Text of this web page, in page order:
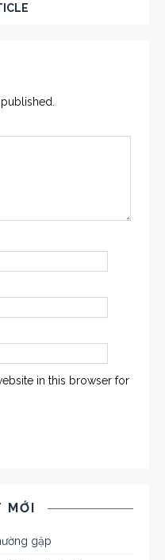
in this browser for
gặp